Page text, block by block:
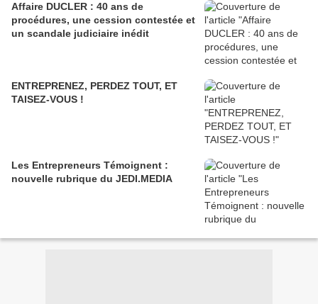
Affaire DUCLER : 40 ans de
procédures, une cession contestée et
un scandale judiciaire inédit
ENTREPRENEZ, PERDEZ TOUT, ET
TAISEZ-VOUS !
Les Entrepreneurs Témoignent :
nouvelle rubrique du JEDI.MEDIA